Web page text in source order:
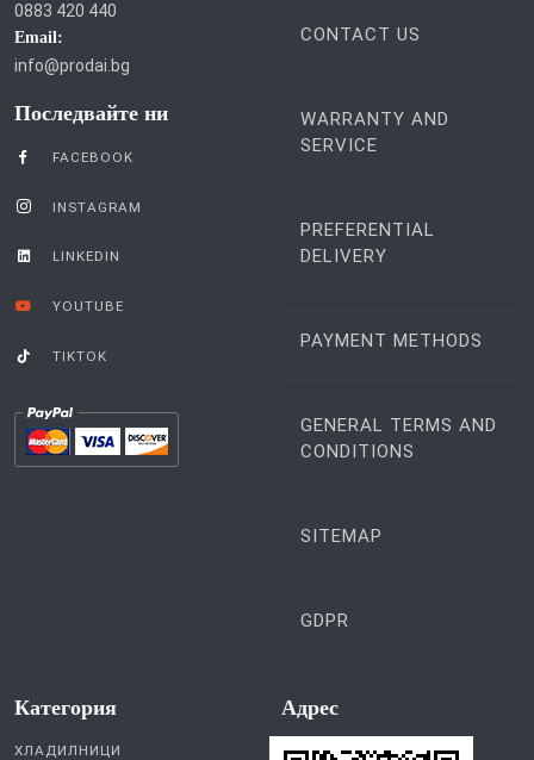
0883 420 440
Email:
info@prodai.bg
Последвайте ни
FACEBOOK
INSTAGRAM
LINKEDIN
YOUTUBE
TIKTOK
CONTACT US
WARRANTY AND
SERVICE
PREFERENTIAL
DELIVERY
PAYMENT METHODS
GENERAL TERMS AND
CONDITIONS
SITEMAP
GDPR
Категория
ХЛАДИЛНИЦИ
Aдрес